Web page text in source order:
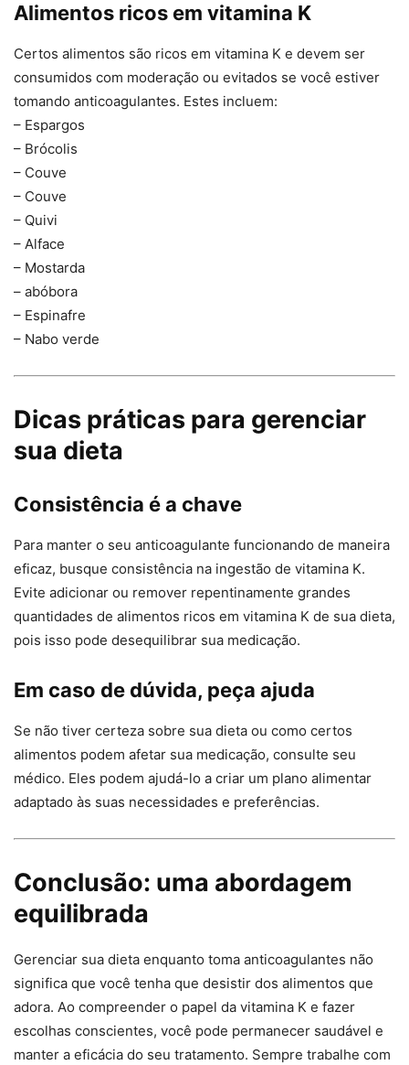
Alimentos ricos em vitamina K
Certos alimentos são ricos em vitamina K e devem ser
consumidos com moderação ou evitados se você estiver
tomando anticoagulantes. Estes incluem:
– Espargos
– Brócolis
– Couve
– Couve
– Quivi
– Alface
– Mostarda
– abóbora
– Espinafre
– Nabo verde
Dicas práticas para gerenciar
sua dieta
Consistência é a chave
Para manter o seu anticoagulante funcionando de maneira
eficaz, busque consistência na ingestão de vitamina K.
Evite adicionar ou remover repentinamente grandes
quantidades de alimentos ricos em vitamina K de sua dieta,
pois isso pode desequilibrar sua medicação.
Em caso de dúvida, peça ajuda
Se não tiver certeza sobre sua dieta ou como certos
alimentos podem afetar sua medicação, consulte seu
médico. Eles podem ajudá-lo a criar um plano alimentar
adaptado às suas necessidades e preferências.
Conclusão: uma abordagem
equilibrada
Gerenciar sua dieta enquanto toma anticoagulantes não
significa que você tenha que desistir dos alimentos que
adora. Ao compreender o papel da vitamina K e fazer
escolhas conscientes, você pode permanecer saudável e
manter a eficácia do seu tratamento. Sempre trabalhe com